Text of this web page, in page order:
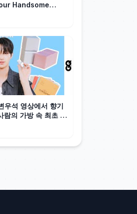
Handsome
Her Fated Mates!
우석 영상에서 향기
람의 가방 속 최초 공
린즈,